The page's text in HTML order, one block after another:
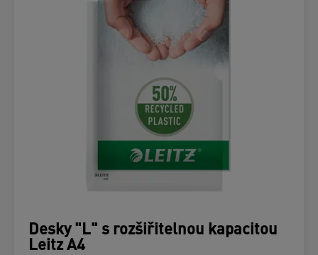
Desky "L" s rozšiřitelnou kapacitou
Leitz A4